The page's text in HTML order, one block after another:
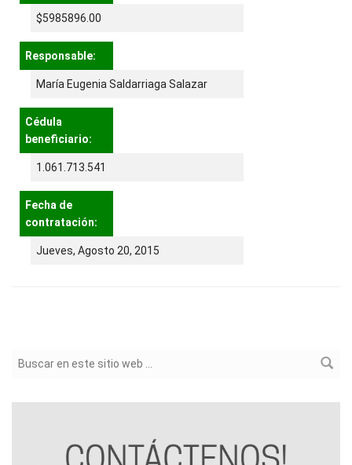
$5985896.00
Responsable:
María Eugenia Saldarriaga Salazar
Cédula
beneficiario:
1.061.713.541
Fecha de
contratación:
Jueves, Agosto 20, 2015
Formulario de búsqueda